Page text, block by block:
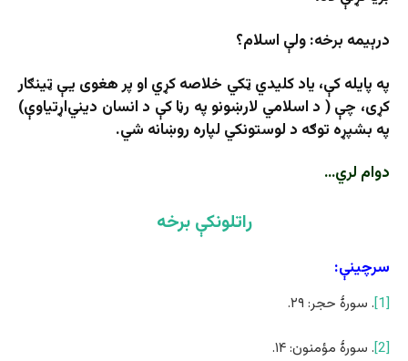
درېیمه برخه: ولې اسلام؟
په پایله کې، یاد کلیدي ټکي خلاصه کړي او پر هغوی یې ټینګار
کړی، چې ( د اسلامي لارښونو په رڼا کې د انسان دیني‌اړتیاوې)
په بشپړه توګه د لوستونکي لپاره روښانه شي.
دوام لري…
راتلونکې برخه
سرچینې:
[1] . سورۀ حجر: ۲۹.
[2] . سورۀ مؤمنون: ۱۴.